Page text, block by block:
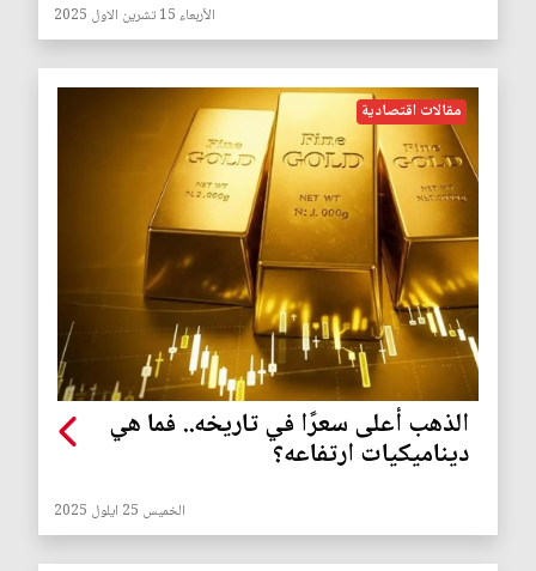
الأربعاء 15 تشرين الاول 2025
مقالات اقتصادية
الذهب أعلى سعرًا في تاريخه.. فما هي
ديناميكيات ارتفاعه؟
الخميس 25 ايلول 2025